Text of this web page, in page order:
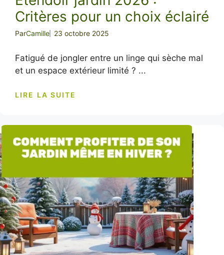
Critères pour un choix éclairé
ParCamille 23 octobre 2025
Fatigué de jongler entre un linge qui sèche mal
et un espace extérieur limité ? ...
LIRE LA SUITE